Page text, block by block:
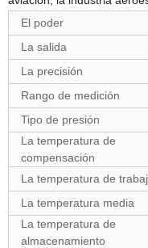
El poder
La salida
La precisión
Rango de medición
Tipo de presión
La temperatura de
compensación
La temperatura de
La temperatura media
La temperatura de
almacenamiento